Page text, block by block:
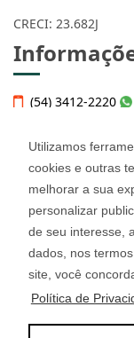
Utilizamos
cookies e outras
melhorar a sua
personalizar
de seu interesse,
dados, nos
site, você
Política de
CRECI: 23.682J
(54) 3412-2220
Helena Thomé
Rua Júlio de
Bairro
CEP: 95180-160